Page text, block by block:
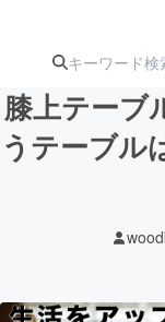
膝上テーブ
うテーブル